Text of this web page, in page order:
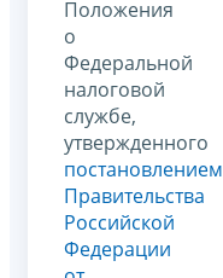
Положения
о
Федеральной
налоговой
службе,
утвержденного
постановлением
Правительства
Российской
Федерации